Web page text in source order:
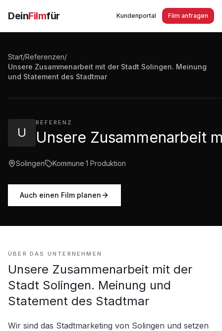
DeinFilmfür Kundenportal Film anfragen
Start/Referenzen/
Unsere Zusammenarbeit mit der Stadt Solingen. Meinung
und Statement des Stadtmar
U
REFERENZ
Unsere Zusammenarbeit
Solingen Kommune·1 Produktion
Auch einen Film planen
Unsere Zusammenarbeit mit der Stadt Solingen.
ÜBER DAS UNTERNEHMEN
Unsere Zusammenarbeit mit der
Stadt Solingen. Meinung und
Statement des Stadtmar
Wir sind das Stadtmarketing von Solingen und setzen